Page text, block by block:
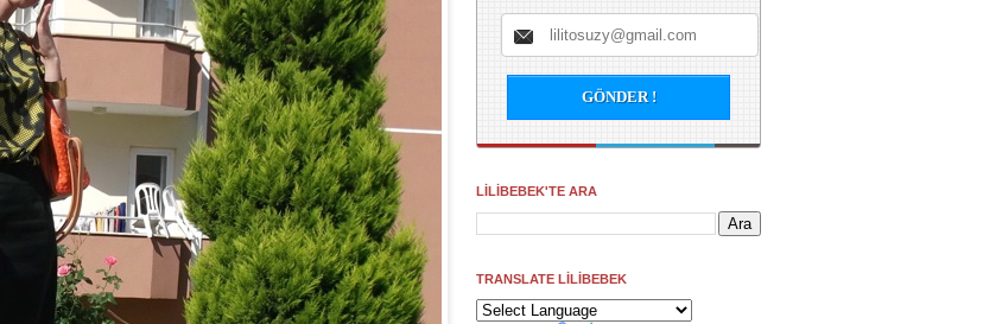
LİLİBEBEK'TE ARA
TRANSLATE LİLİBEBEK